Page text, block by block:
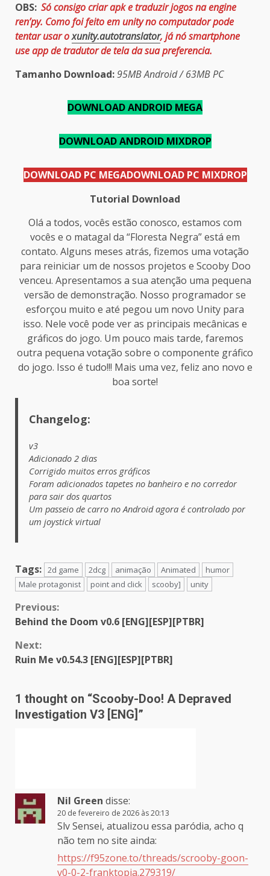
OBS: Só consigo criar apk e traduzir jogos na engine
ren’py. Como foi feito em unity no computador pode
tentar usar oxunity.autotranslator, já nó smartphone
use app de tradutor de tela da sua preferencia.
Tamanho Download:95MB Android / 63MB PC
DOWNLOAD ANDROID MEGA
DOWNLOAD ANDROID MIXDROP
DOWNLOAD PC MEGADOWNLOAD PC MIXDROP
Tutorial Download
Olá a todos, vocês estão conosco, estamos com
vocês e o matagal da “Floresta Negra” está em
contato. Alguns meses atrás, fizemos uma votação
para reiniciar um de nossos projetos e Scooby Doo
venceu. Apresentamos a sua atenção uma pequena
versão de demonstração. Nosso programador se
esforçou muito e até pegou um novo Unity para
isso. Nele você pode ver as principais mecânicas e
gráficos do jogo. Um pouco mais tarde, faremos
outra pequena votação sobre o componente gráfico
do jogo. Isso é tudo!!! Mais uma vez, feliz ano novo e
boa sorte!
Changelog:
v3
Adicionado 2 dias
Corrigido muitos erros gráficos
Foram adicionados tapetes no banheiro e no corredor
para sair dos quartos
Um passeio de carro no Android agora é controlado por
um joystick virtual
Tags: 2d game 2dcg animação Animated
humor
Male protagonist
point and click scooby] unity
Continue
Previous:
Behind the Doom v0.6 [ENG][ESP][PTBR]
Next:
Ruin Me v0.54.3 [ENG][ESP][PTBR]
1 thought on “Scooby-Doo! A Depraved
Investigation V3 [ENG] ”
Nil Green disse:
20 de fevereiro de 2026 às 20:13
Slv Sensei, atualizou essa paródia, acho q
não tem no site ainda:
https://f95zone.to/threads/scrooby-goon-
v0-0-2-franktopia.279319/